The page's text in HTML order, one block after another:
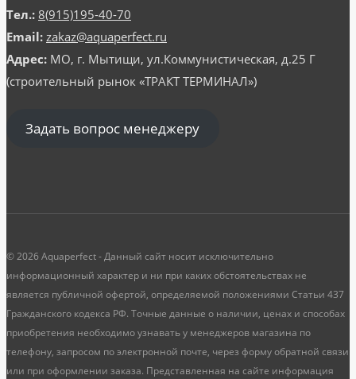
Тел.: 8(915)195-40-70
Email: zakaz@aquaperfect.ru
Адрес: МО, г. Мытищи, ул.Коммунистическая, д.25 Г
(строительный рынок «ТРАКТ ТЕРМИНАЛ»)
Задать вопрос менеджеру
© 2026 Aquaperfect - Данный сайт носит исключительно
информационный характер и ни при каких обстоятельствах не
является публичной офертой, определяемой положениями Статьи 437
Гражданского кодекса РФ. Точные данные о наличии, ценах и способах
приобретения необходимо узнавать у менеджеров магазина по
телефону, запросом по электронной почте, через форму обратной связи
или при оформлении заказа. Представленная на сайте информация